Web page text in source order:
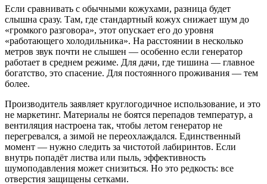
Если сравнивать с обычными кожухами, разница будет
слышна сразу. Там, где стандартный кожух снижает шум до
«громкого разговора», этот опускает его до уровня
«работающего холодильника». На расстоянии в несколько
метров звук почти не слышен — особенно если генератор
работает в среднем режиме. Для дачи, где тишина — главное
богатство, это спасение. Для постоянного проживания — тем
более.
Производитель заявляет круглогодичное использование, и это
не маркетинг. Материалы не боятся перепадов температур, а
вентиляция настроена так, чтобы летом генератор не
перегревался, а зимой не переохлаждался. Единственный
момент — нужно следить за чистотой лабиринтов. Если
внутрь попадёт листва или пыль, эффективность
шумоподавления может снизиться. Но это редкость: все
отверстия защищены сетками.